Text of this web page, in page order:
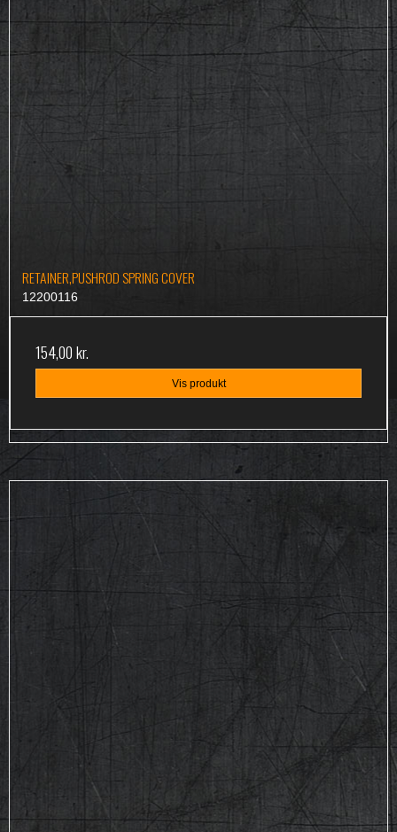
RETAINER,PUSHROD SPRING COVER
12200116
154,00 kr.
Vis produkt